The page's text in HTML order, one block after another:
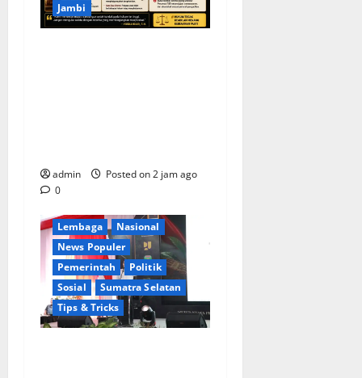
Jambi
admin
Posted on 2 jam ago
0
Berita Terkini
Ekonomi
Lembaga
Nasional
News Populer
Pemerintah
Politik
Sosial
Sumatra Selatan
Tips & Tricks